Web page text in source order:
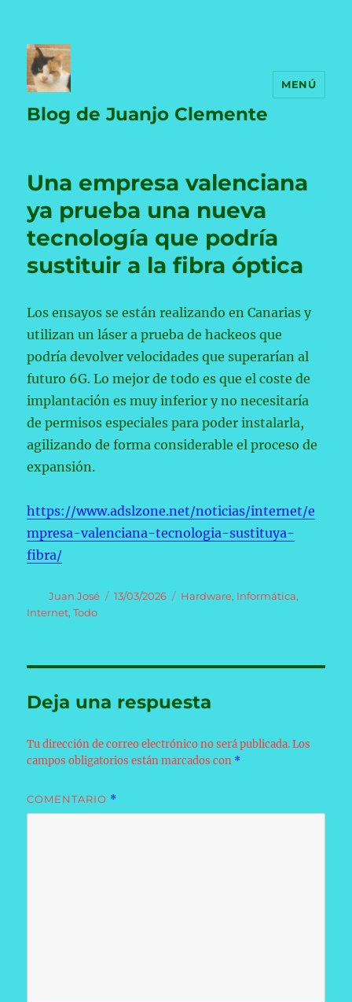
Blog de Juanjo Clemente
MENÚ
Una empresa valenciana
ya prueba una nueva
tecnología que podría
sustituir a la fibra óptica
Los ensayos se están realizando en Canarias y
utilizan un láser a prueba de hackeos que
podría devolver velocidades que superarían al
futuro 6G. Lo mejor de todo es que el coste de
implantación es muy inferior y no necesitaría
de permisos especiales para poder instalarla,
agilizando de forma considerable el proceso de
expansión.
https://www.adslzone.net/noticias/internet/e
mpresa-valenciana-tecnologia-sustituya-
fibra/
Autor
Juan José
Publicado
13/03/2026 Categorías
Hardware, Informática,
Internet,Todo
Deja una respuesta
Tu dirección de correo electrónico no será publicada. Los
campos obligatorios están marcados con *
COMENTARIO *